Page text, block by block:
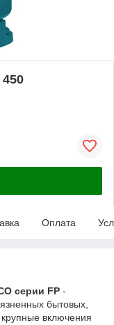
Оплата
серии FP -
бытовых,
включения